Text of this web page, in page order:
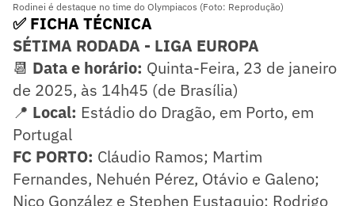
Rodinei é destaque no time do Olympiacos (Foto: Reprodução)
✅ FICHA TÉCNICA
SÉTIMA RODADA - LIGA EUROPA
📆 Data e horário: Quinta-Feira, 23 de janeiro
de 2025, às 14h45 (de Brasília)
📍 Local: Estádio do Dragão, em Porto, em
Portugal
FC PORTO: Cláudio Ramos; Martim
Fernandes, Nehuén Pérez, Otávio e Galeno;
Nico González e Stephen Eustaquio; Rodrigo